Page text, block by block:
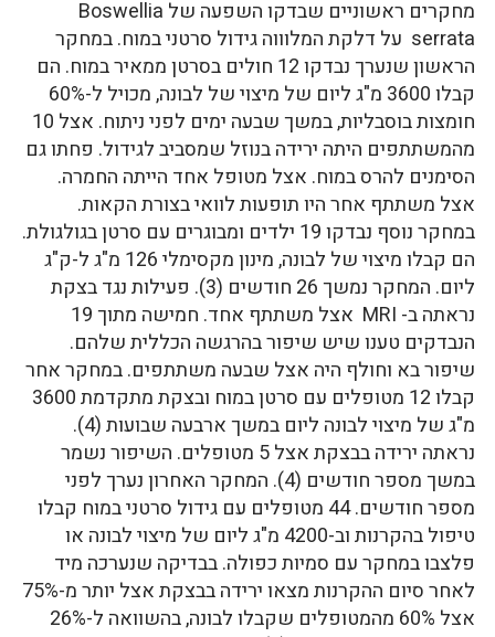
מחקרים ראשוניים שבדקו השפעה של Boswellia
serrata על דלקת המלוווה גידול סרטני במוח. במחקר
הראשון שנערך נבדקו 12 חולים בסרטן ממאיר במוח. הם
קבלו 3600 מ"ג ליום של מיצוי של לבונה, מכויל ל-60%
חומצות בוסבליות, במשך שבעה ימים לפני ניתוח. אצל 10
מהמשתתפים היתה ירידה בנוזל שמסביב לגידול. פחתו גם
הסימנים להרס במוח. אצל מטופל אחד הייתה החמרה.
אצל משתתף אחר היו תופעות לוואי בצורת הקאות.
במחקר נוסף נבדקו 19 ילדים ומבוגרים עם סרטן בגולגולת.
הם קבלו מיצוי של לבונה, מינון מקסימלי 126 מ"ג ל-ק"ג
ליום. המחקר נמשך 26 חודשים (3). פעילות נגד בצקת
נראתה ב- MRI אצל משתתף אחד. חמישה מתוך 19
הנבדקים טענו שיש שיפור בהרגשה הכללית שלהם.
שיפור בא וחולף היה אצל שבעה משתתפים. במחקר אחר
קבלו 12 מטופלים עם סרטן במוח ובצקת מתקדמת 3600
מ"ג של מיצוי לבונה ליום במשך ארבעה שבועות (4).
נראתה ירידה בבצקת אצל 5 מטופלים. השיפור נשמר
במשך מספר חודשים (4). המחקר האחרון נערך לפני
מספר חודשים. 44 מטופלים עם גידול סרטני במוח קבלו
טיפול בהקרנות וב-4200 מ"ג ליום של מיצוי לבונה או
פלצבו במחקר עם סמיות כפולה. בבדיקה שנערכה מיד
לאחר סיום ההקרנות מצאו ירידה בבצקת אצל יותר מ-75%
אצל 60% מהמטופלים שקבלו לבונה, בהשוואה ל-26%